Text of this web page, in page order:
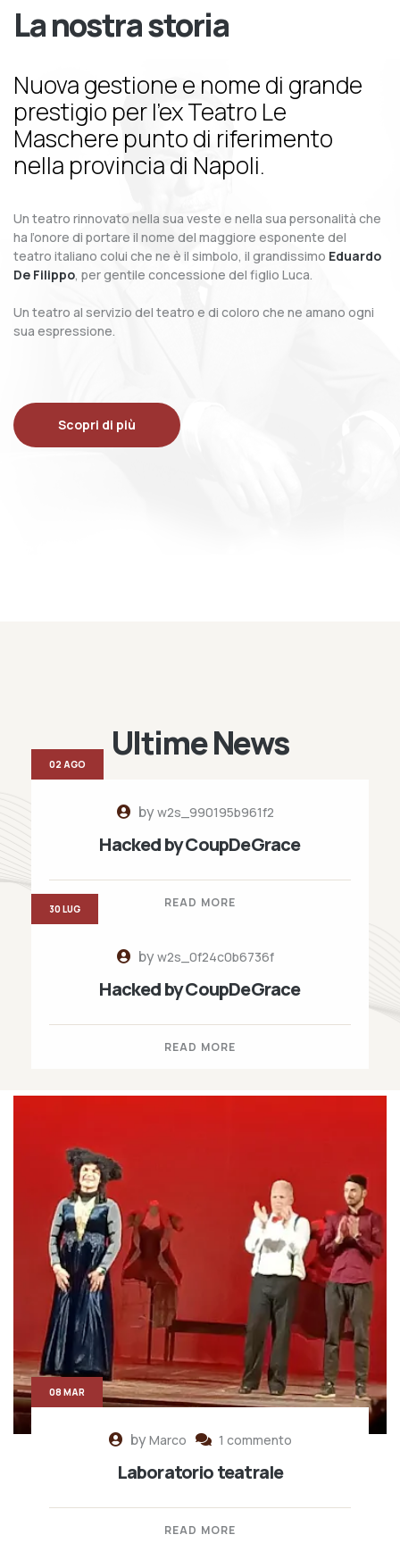
La nostra storia
Nuova gestione e nome di grande
prestigio per l’ex Teatro Le
Maschere punto di riferimento
nella provincia di Napoli.
Un teatro rinnovato nella sua veste e nella sua personalità che
ha l’onore di portare il nome del maggiore esponente del
teatro italiano colui che ne è il simbolo, il grandissimo Eduardo
De Filippo, per gentile concessione del figlio Luca.
Un teatro al servizio del teatro e di coloro che ne amano ogni
sua espressione.
Scopri di più
Ultime News
byw2s_990195b961f2
Hacked by CoupDeGrace
READ MORE
02 AGO
byw2s_0f24c0b6736f
Hacked by CoupDeGrace
READ MORE
30 LUG
byMarco 1 commento
Laboratorio teatrale
READ MORE
08 MAR